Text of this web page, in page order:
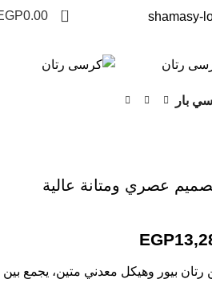
0
0.00
بار
عصري ومتانة عالية
EGP
بيور وهيكل معدني متين، يجمع بين